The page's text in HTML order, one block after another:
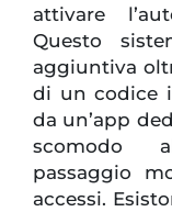
attivare
Questo
aggiuntiva
di un codice
da un’app
scomodo
passaggio
accessi.